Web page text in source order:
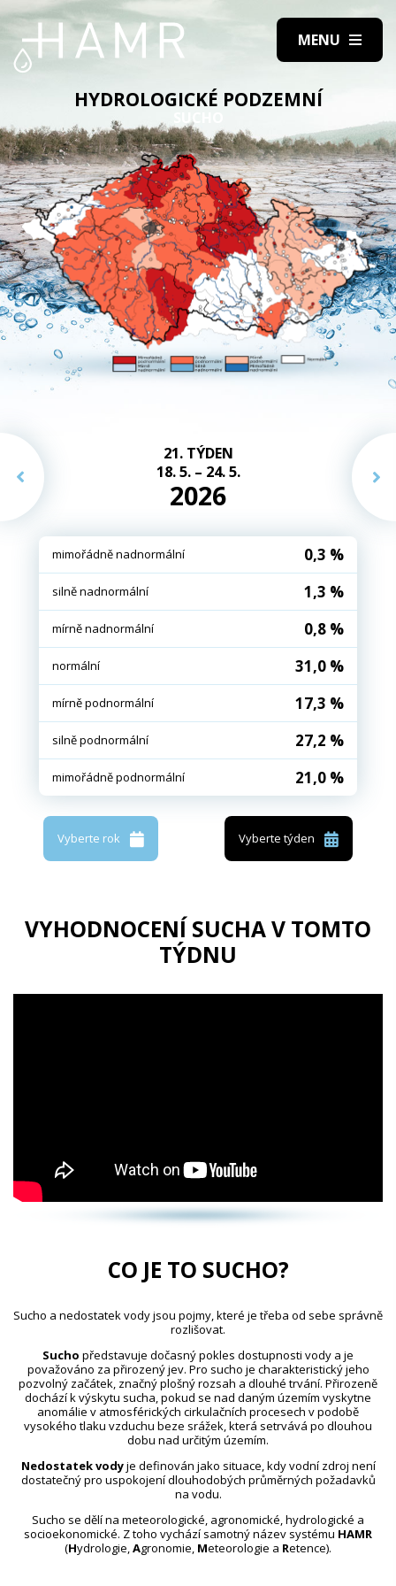
HYDROLOGICKÉ PODZEMNÍ
SUCHO
21. TÝDEN
18. 5. – 24. 5.
2026
mimořádně nadnormální 0,3 %
silně nadnormální 1,3 %
mírně nadnormální 0,8 %
normální 31,0 %
mírně podnormální 17,3 %
silně podnormální 27,2 %
mimořádně podnormální 21,0 %
Vyberte rok Vyberte týden
VYHODNOCENÍ SUCHA V TOMTO
TÝDNU
CO JE TO SUCHO?
Sucho a nedostatek vody jsou pojmy, které je třeba od sebe správně
rozlišovat.
Sucho představuje dočasný pokles dostupnosti vody a je
považováno za přirozený jev. Pro sucho je charakteristický jeho
pozvolný začátek, značný plošný rozsah a dlouhé trvání. Přirozeně
dochází k výskytu sucha, pokud se nad daným územím vyskytne
anomálie v atmosférických cirkulačních procesech v podobě
vysokého tlaku vzduchu beze srážek, která setrvává po dlouhou
dobu nad určitým územím.
Nedostatek vodyje definován jako situace, kdy vodní zdroj není
dostatečný pro uspokojení dlouhodobých průměrných požadavků
na vodu.
Sucho se dělí na meteorologické, agronomické, hydrologické a
socioekonomické. Z toho vychází samotný název systému HAMR
(Hydrologie,Agronomie, Meteorologie a Retence).